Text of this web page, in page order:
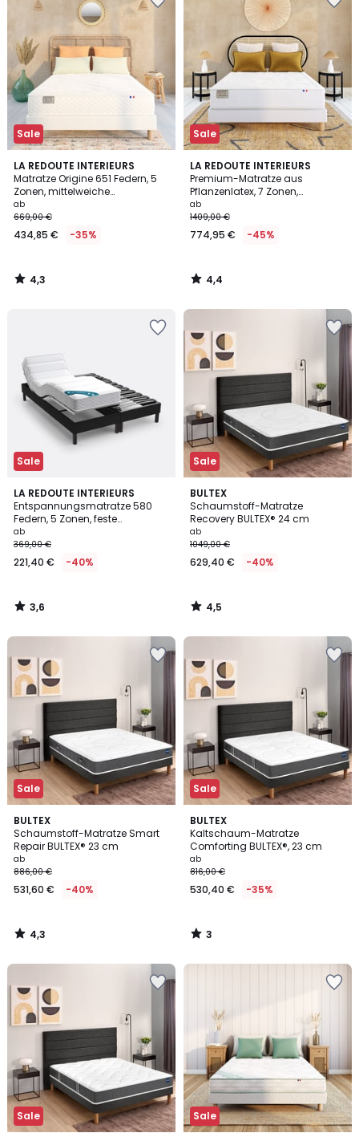
Sale
LA REDOUTE INTERIEURS
Matratze Origine 651 Federn, 5
Zonen, mittelweiche
Unterstützung, umhüllender
Liegekomfort
ab
669,00 €
434,85 € -35%
4,3
/ 5
4,3
/
Sale
LA REDOUTE INTERIEURS
Premium-Matratze aus
Pflanzenlatex, 7 Zonen,
mittelfeste Unterstützung,
weicher Liegekomfort
ab
1409,00 €
774,95 € -45%
4,4
/ 5
4,4
/
Sale
LA REDOUTE INTERIEURS
Entspannungsmatratze 580
Federn, 5 Zonen, feste
Unterstützung, weicher
Liegekomfort
ab
369,00 €
221,40 € -40%
3,6
/ 5
3,6
/
Sale
BULTEX
Schaumstoff-Matratze
Recovery BULTEX® 24 cm
ab
1049,00 €
629,40 € -40%
4,5
/ 5
4,5
/
Sale
BULTEX
Schaumstoff-Matratze Smart
Repair BULTEX® 23 cm
ab
886,00 €
531,60 € -40%
4,3
/ 5
4,3
/
Sale
BULTEX
Kaltschaum-Matratze
Comforting BULTEX®, 23 cm
ab
816,00 €
530,40 € -35%
3
/
5
3
/
Sale Sale